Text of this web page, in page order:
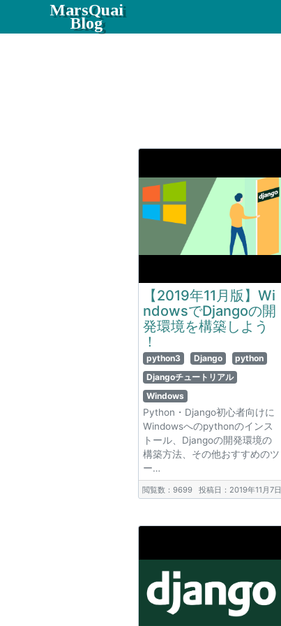
MarsQuai
Blog
【2019年11月版】Wi
ndowsでDjangoの開
発環境を構築しよう
！
python3 Django
python
Djangoチュートリアル
Windows
Python・Django初心者向けに
Windowsへのpythonのインス
トール、Djangoの開発環境の
構築方法、その他おすすめのツ
ー…
閲覧数：9699 投稿日：2019年11月7日